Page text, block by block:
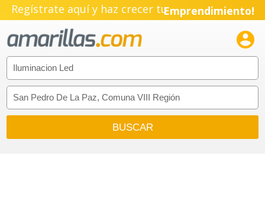
Regístrate aquí y haz crecer tuEmprendimiento!
